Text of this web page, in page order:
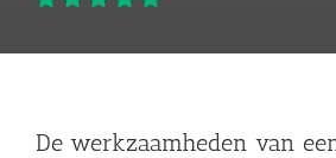
De werkzaamheden van